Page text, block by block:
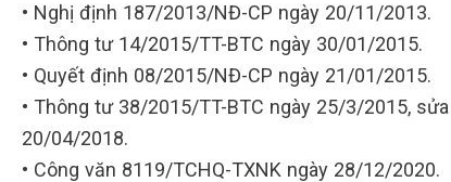
• Nghị định 187/2013/NĐ-CP ngày 20/11/2013.
• Thông tư 14/2015/TT-BTC ngày 30/01/2015.
• Quyết định 08/2015/NĐ-CP ngày 21/01/2015.
• Thông tư 38/2015/TT-BTC ngày 25/3/2015,
20/04/2018.
• Công văn 8119/TCHQ-TXNK ngày 28/12/2020.